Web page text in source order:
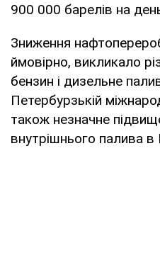
900 000 барелів на
Зниження
ймовірно, викликало
бензин і дизельне
Петербурзькій
також незначне
внутрішнього палива в